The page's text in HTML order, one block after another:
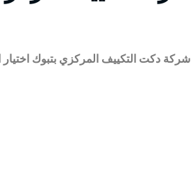
شركة دكت التكييف المركزي بتبوك اختيار اكبر المهندسين و الفنيين الخبراء للعمل